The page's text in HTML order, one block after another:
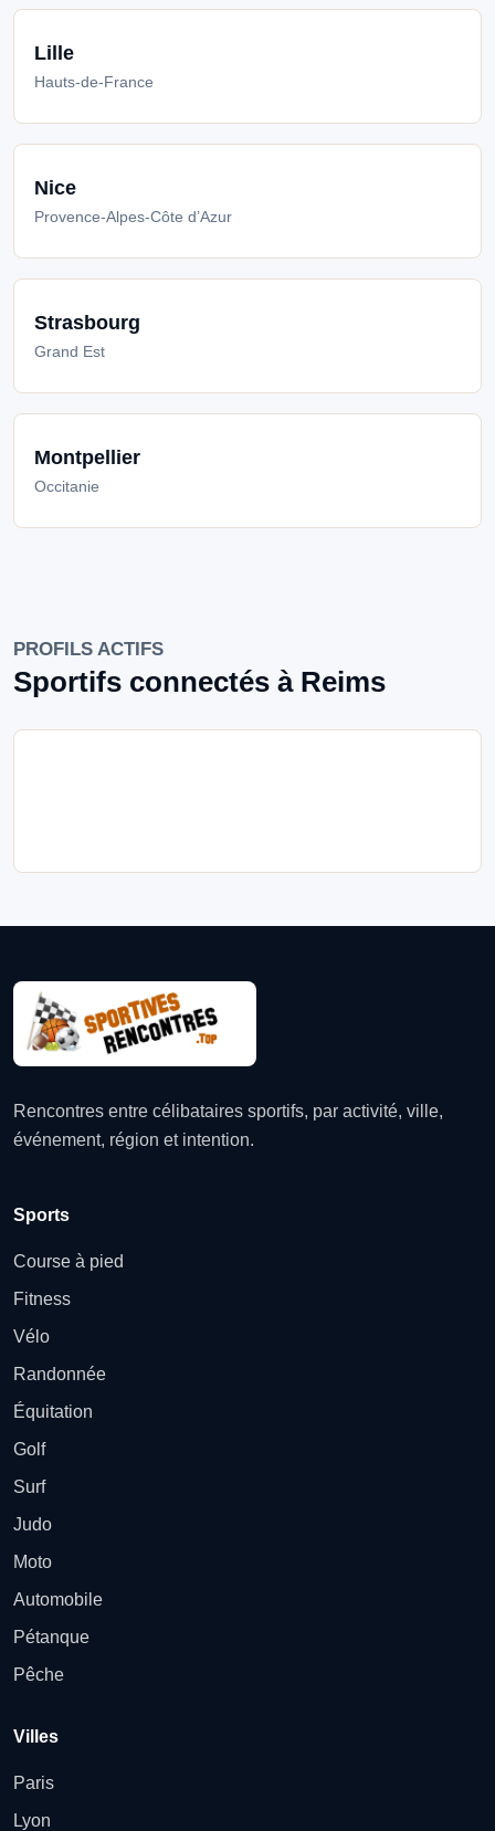
Lille
Hauts-de-France
Nice
Provence-Alpes-Côte d’Azur
Strasbourg
Grand Est
Montpellier
Occitanie
PROFILS ACTIFS
Sportifs connectés à Reims
Rencontres entre célibataires sportifs, par activité, ville,
événement, région et intention.
Sports
Course à pied
Fitness
Vélo
Randonnée
Équitation
Golf
Surf
Judo
Moto
Automobile
Pétanque
Pêche
Villes
Paris
Lyon